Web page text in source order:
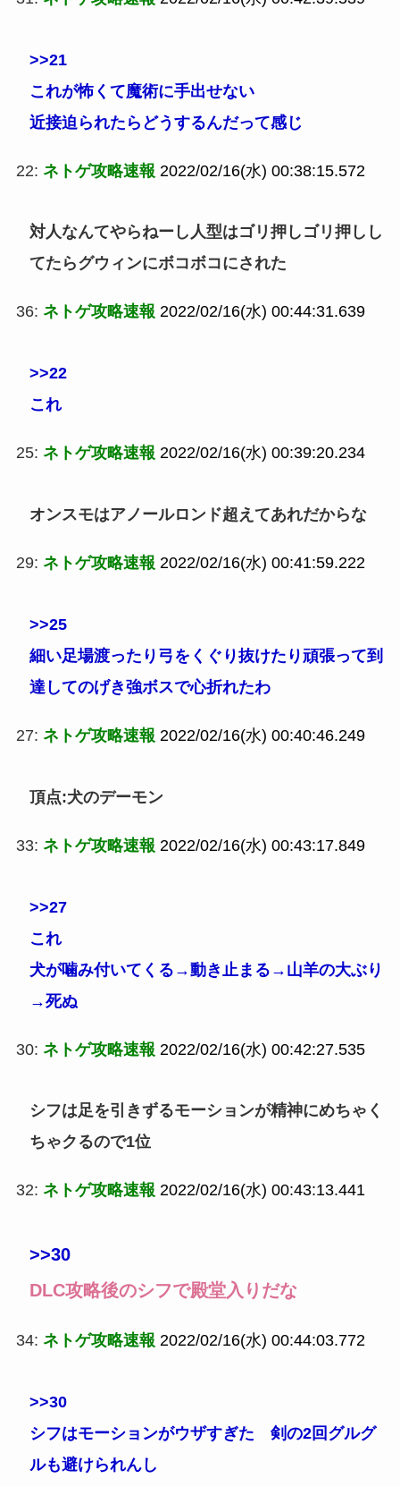
>>21
これが怖くて魔術に手出せない
近接迫られたらどうするんだって感じ
22: ネトゲ攻略速報 2022/02/16(水) 00:38:15.572
対人なんてやらねーし人型はゴリ押しゴリ押しし
てたらグウィンにボコボコにされた
36: ネトゲ攻略速報 2022/02/16(水) 00:44:31.639
>>22
これ
25: ネトゲ攻略速報 2022/02/16(水) 00:39:20.234
オンスモはアノールロンド超えてあれだからな
29: ネトゲ攻略速報 2022/02/16(水) 00:41:59.222
>>25
細い足場渡ったり弓をくぐり抜けたり頑張って到
達してのげき強ボスで心折れたわ
27: ネトゲ攻略速報 2022/02/16(水) 00:40:46.249
頂点:犬のデーモン
33: ネトゲ攻略速報 2022/02/16(水) 00:43:17.849
>>27
これ
犬が噛み付いてくる→動き止まる→山羊の大ぶり
→死ぬ
30: ネトゲ攻略速報 2022/02/16(水) 00:42:27.535
シフは足を引きずるモーションが精神にめちゃく
ちゃクるので1位
32: ネトゲ攻略速報 2022/02/16(水) 00:43:13.441
>>30
DLC攻略後のシフで殿堂入りだな
34: ネトゲ攻略速報 2022/02/16(水) 00:44:03.772
>>30
シフはモーションがウザすぎた 剣の2回グルグ
ルも避けられんし